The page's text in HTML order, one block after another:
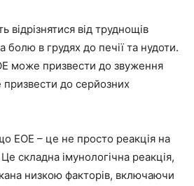
від труднощів
болю в грудях до печії та нудоти.
може призвести до звуження
до серйозних
EOE – це не просто реакція на
складна імунологічна реакція,
низкою факторів, включаючи